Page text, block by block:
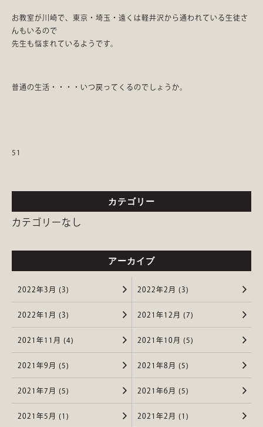
お教室が川崎で、東京・埼玉・遠くは軽井沢から通われている生徒さ
んもいるので
先生も悩まれているようです。
普通の生活・・・・いつ戻ってくるのでしょうか。
51
カテゴリー
カテゴリーなし
アーカイブ
2022年3月 (3) 2022年2月 (3)
2022年1月 (3) 2021年12月 (7)
2021年11月 (4) 2021年10月 (5)
2021年9月 (5) 2021年8月 (5)
2021年7月 (5) 2021年6月 (5)
2021年5月 (1) 2021年2月 (1)